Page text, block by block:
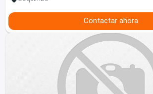
Contactar ahora